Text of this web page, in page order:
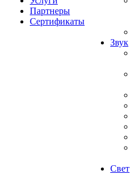
Партнеры
Сертификаты
Звук
Свет